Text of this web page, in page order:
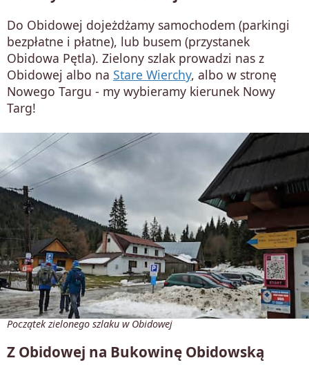
Do Obidowej dojeżdżamy samochodem (parkingi
bezpłatne i płatne), lub busem (przystanek
Obidowa Pętla). Zielony szlak prowadzi nas z
Obidowej albo na Stare Wierchy, albo w stronę
Nowego Targu - my wybieramy kierunek Nowy
Targ!
Początek zielonego szlaku w Obidowej
Z Obidowej na Bukowinę Obidowską